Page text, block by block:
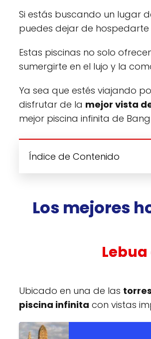
Si estás buscando un lugar
puedes dejar de hospedarte
Estas piscinas no solo
sumergirte en el lujo y la
Ya sea que estés viajando
disfrutar de la mejor vista
mejor piscina infinita de
Índice de Contenido
Los mejores
Ubicado en una de las
piscina infinita con vistas